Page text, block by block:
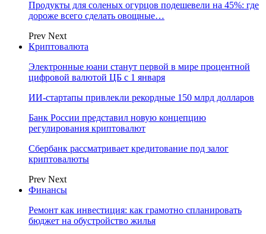
Продукты для соленых огурцов подешевели на 45%: где
дороже всего сделать овощные…
Prev Next
Криптовалюта
Электронные юани станут первой в мире процентной
цифровой валютой ЦБ с 1 января
ИИ-стартапы привлекли рекордные 150 млрд долларов
Банк России представил новую концепцию
регулирования криптовалют
Сбербанк рассматривает кредитование под залог
криптовалюты
Prev Next
Финансы
Ремонт как инвестиция: как грамотно спланировать
бюджет на обустройство жилья